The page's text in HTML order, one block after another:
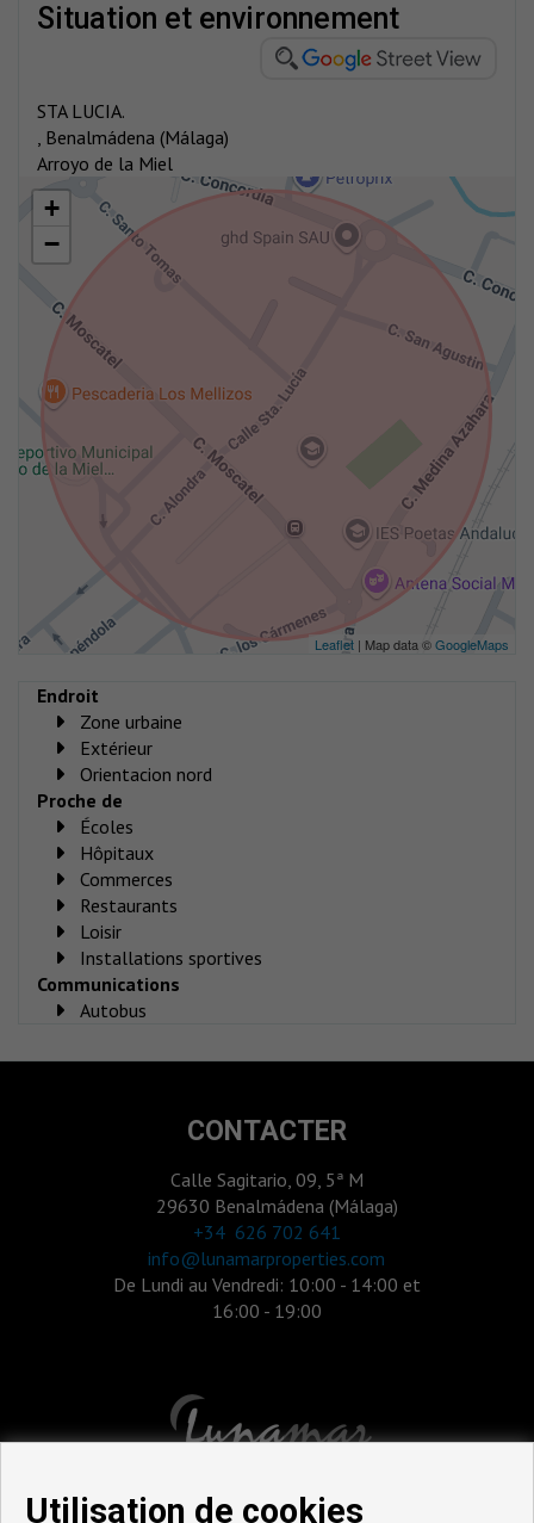
situation et environnement
STA LUCIA.
, Benalmádena (Málaga)
Arroyo de la Miel
+
−
Leaflet | Map data ©GoogleMaps
Endroit
Zone urbaine
Extérieur
Orientacion nord
Proche de
Écoles
Hôpitaux
Commerces
Restaurants
Loisir
Installations sportives
Communications
Autobus
CONTACTER
Calle Sagitario, 09, 5ª M
29630 Benalmádena (Málaga)
‎+34 626 702 641
info@lunamarproperties.com
De Lundi au Vendredi: 10:00 - 14:00 et
16:00 - 19:00
Utilisation de cookies